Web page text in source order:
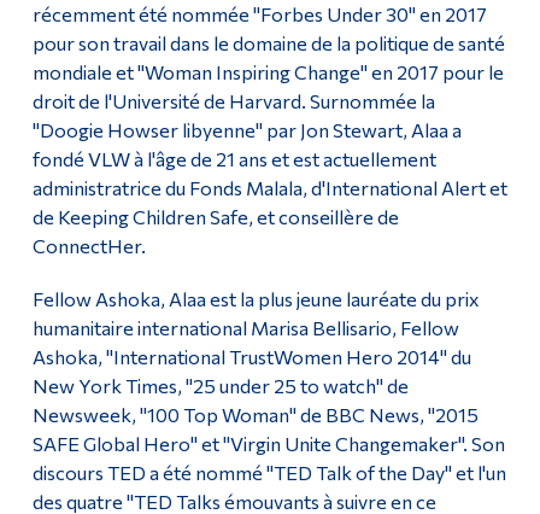
récemment été nommée "Forbes Under 30" en 2017
pour son travail dans le domaine de la politique de santé
mondiale et "Woman Inspiring Change" en 2017 pour le
droit de l'Université de Harvard. Surnommée la
"Doogie Howser libyenne" par Jon Stewart, Alaa a
fondé VLW à l'âge de 21 ans et est actuellement
administratrice du Fonds Malala, d'International Alert et
de Keeping Children Safe, et conseillère de
ConnectHer.
Fellow Ashoka, Alaa est la plus jeune lauréate du prix
humanitaire international Marisa Bellisario, Fellow
Ashoka, "International TrustWomen Hero 2014" du
New York Times, "25 under 25 to watch" de
Newsweek, "100 Top Woman" de BBC News, "2015
SAFE Global Hero" et "Virgin Unite Changemaker". Son
discours TED a été nommé "TED Talk of the Day" et l'un
des quatre "TED Talks émouvants à suivre en ce